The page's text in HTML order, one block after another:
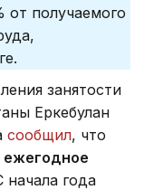
от получаемого
занятости
Еркебулан
сообщил, что
ежегодное
начала года